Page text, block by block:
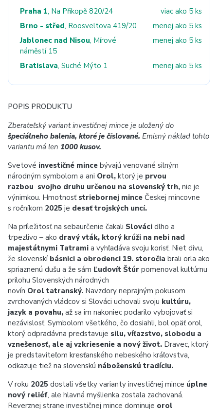
Praha 1, Na Příkopě 820/24
viac ako 5 ks
Brno - střed, Roosveltova 419/20
menej ako 5 ks
Jablonec nad Nisou, Mírové
náměstí 15
menej ako 5 ks
Bratislava, Suché Mýto 1 menej ako 5 ks
POPIS PRODUKTU
Zberateľský variant investičnej mince je uložený do
špeciálneho balenia, ktoré je číslované. Emisný náklad tohto
variantu má len 1000 kusov.
Svetové investičné mince bývajú venované silným
národným symbolom a ani Orol, ktorý je prvou
razbou svojho druhu určenou na slovenský trh, nie je
výnimkou. Hmotnosť striebornej mince Českej mincovne
s ročníkom 2025 je desať trojských uncí.
Na príležitosť na sebaurčenie čakali Slováci dlho a
trpezlivo – ako dravý vták, ktorý krúži na nebi nad
majestátnymi Tatrami a vyhľadáva svoju korisť. Niet divu,
že slovenskí básnici a obrodenci 19. storočia brali orla ako
spriaznenú dušu a že sám Ľudovít Štúr pomenoval kultúrnu
prílohu Slovenských národných
novín Orol tatranský. Navzdory neprajným pokusom
zvrchovaných vládcov si Slováci uchovali svoju kultúru,
jazyk a povahu, až sa im nakoniec podarilo vybojovať si
nezávislosť. Symbolom všetkého, čo dosiahli, bol opäť orol,
ktorý odpradávna predstavuje silu, víťazstvo, slobodu a
vznešenosť, ale aj vzkriesenie a nový život. Dravec, ktorý
je predstaviteľom kresťanského nebeského kráľovstva,
odkazuje tiež na slovenskú náboženskú tradíciu.
V roku 2025 dostali všetky varianty investičnej mince úplne
nový reliéf, ale hlavná myšlienka zostala zachovaná.
Reverznej strane investičnej mince dominuje orol